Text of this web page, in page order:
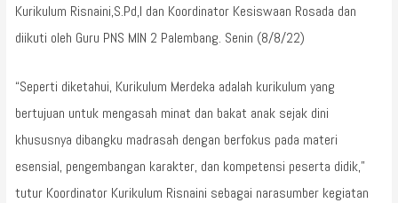
Kurikulum Risnaini,S.Pd,I dan Koordinator Kesiswaan Rosada dan
diikuti oleh Guru PNS MIN 2 Palembang. Senin (8/8/22)
“Seperti diketahui, Kurikulum Merdeka adalah kurikulum yang
bertujuan untuk mengasah minat dan bakat anak sejak dini
khususnya dibangku madrasah dengan berfokus pada materi
esensial, pengembangan karakter, dan kompetensi peserta didik,”
tutur Koordinator Kurikulum Risnaini sebagai narasumber kegiatan